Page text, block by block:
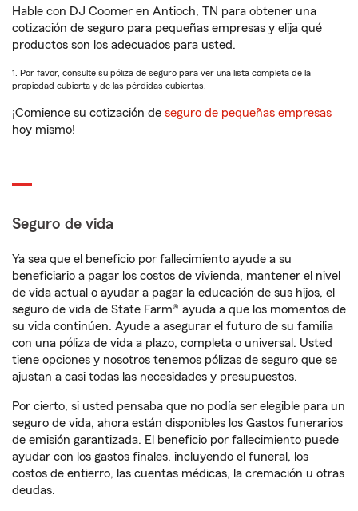
Hable con DJ Coomer en Antioch, TN para obtener una
cotización de seguro para pequeñas empresas y elija qué
productos son los adecuados para usted.
1. Por favor, consulte su póliza de seguro para ver una lista completa de la
propiedad cubierta y de las pérdidas cubiertas.
¡Comience su cotización de seguro de pequeñas empresas
hoy mismo!
Seguro de vida
Ya sea que el beneficio por fallecimiento ayude a su
beneficiario a pagar los costos de vivienda, mantener el nivel
de vida actual o ayudar a pagar la educación de sus hijos, el
seguro de vida de State Farm® ayuda a que los momentos de
su vida continúen. Ayude a asegurar el futuro de su familia
con una póliza de vida a plazo, completa o universal. Usted
tiene opciones y nosotros tenemos pólizas de seguro que se
ajustan a casi todas las necesidades y presupuestos.
Por cierto, si usted pensaba que no podía ser elegible para un
seguro de vida, ahora están disponibles los Gastos funerarios
de emisión garantizada. El beneficio por fallecimiento puede
ayudar con los gastos finales, incluyendo el funeral, los
costos de entierro, las cuentas médicas, la cremación u otras
deudas.